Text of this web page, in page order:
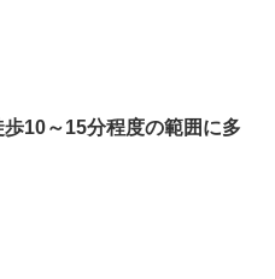
10～15分程度の範囲に多